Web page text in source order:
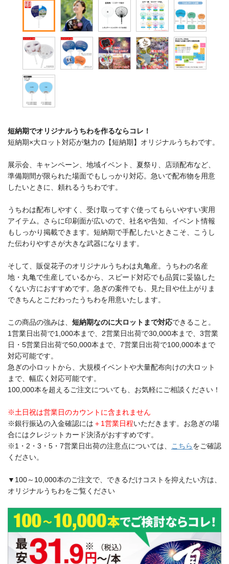
短納期でオリジナルうちわを作るならコレ！
短納期×大ロット対応が魅力の【短納期】オリジナルうちわです。
展示会、キャンペーン、地域イベント、夏祭り、店頭配布など、
準備期間が限られた場面でもしっかり対応。急いで配布物を用意
したいときに、頼れるうちわです。
うちわは配布しやすく、受け取ってすぐ使ってもらいやすい実用
アイテム。さらに印刷面が広いので、社名や告知、イベント情報
もしっかり掲載できます。短納期で手配したいときこそ、こうし
た伝わりやすさが大きな武器になります。
そして、販促花子のオリジナルうちわは丸亀産。うちわの名産
地・丸亀で生産しているから、スピード対応でも品質に妥協した
くない方におすすめです。急ぎの案件でも、見た目や仕上がりま
できちんとこだわったうちわを用意いたします。
この商品の強みは、 短納期なのに大ロットまで対応できること。
1営業日出荷で1,000本まで、2営業日出荷で30,000本まで、3営業
日・5営業日出荷で50,000本まで、7営業日出荷で100,000本まで
対応可能です。
急ぎの小ロットから、大規模イベントや大量配布向けの大ロット
まで、幅広く対応可能です。
100,000本を超えるご注文についても、お気軽にご相談ください！
※土日祝は営業日のカウントに含まれません
※銀行振込の入金確認には ＋1営業日程いただきます。お急ぎの場
合にはクレジットカード決済がおすすめです。
※1・2・3・5・7営業日出荷の注意点については、 こちらをご確認
ください。
▼100～10,000本のご注文で、できるだけコストを抑えたい方は、
オリジナルうちわをご覧ください